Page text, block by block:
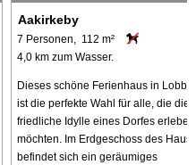
Aakirkeby
7 Personen, 112 m²
4,0 km zum Wasser.
Dieses schöne Ferienhaus in
ist die perfekte Wahl für alle, die die
friedliche Idylle eines Dorfes erleben
möchten. Im Erdgeschoss des
befindet sich ein geräumiges